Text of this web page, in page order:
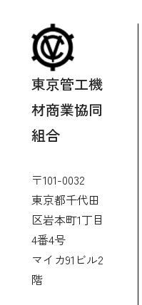
東京管工機
材商業協同
組合
〒101-0032
東京都千代田
区岩本町1丁目
4番4号
マイカ91ビル2
階